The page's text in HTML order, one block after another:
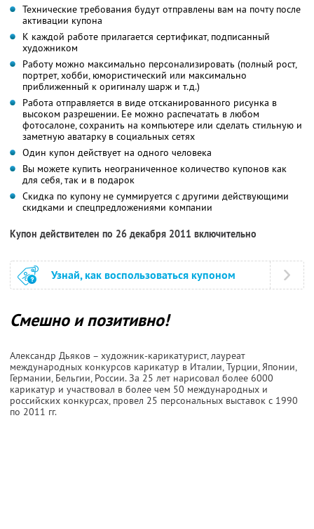
Технические требования будут отправлены вам на почту после
активации купона
К каждой работе прилагается сертификат, подписанный
художником
Работу можно максимально персонализировать (полный рост,
портрет, хобби, юмористический или максимально
приближенный к оригиналу шарж и т.д.)
Работа отправляется в виде отсканированного рисунка в
высоком разрешении. Ее можно распечатать в любом
фотосалоне, сохранить на компьютере или сделать стильную и
заметную аватарку в социальных сетях
Один купон действует на одного человека
Вы можете купить неограниченное количество купонов как
для себя, так и в подарок
Скидка по купону не суммируется с другими действующими
скидками и спецпредложениями компании
Купон действителен по 26 декабря 2011 включительно
Узнай, как воспользоваться купоном
Смешно и позитивно!
Александр Дьяков – художник-карикатурист, лауреат
международных конкурсов карикатур в Италии, Турции, Японии,
Германии, Бельгии, России. За 25 лет нарисовал более 6000
карикатур и участвовал в более чем 50 международных и
российских конкурсах, провел 25 персональных выставок с 1990
по 2011 гг.